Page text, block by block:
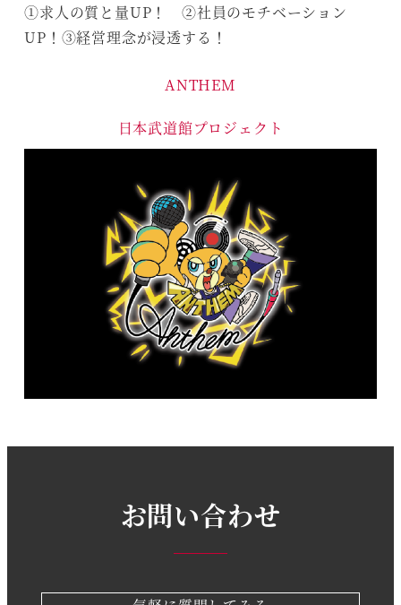
①求人の質と量UP！ ②社員のモチベーション
UP！③経営理念が浸透する！
ANTHEM
日本武道館プロジェクト
お問い合わせ